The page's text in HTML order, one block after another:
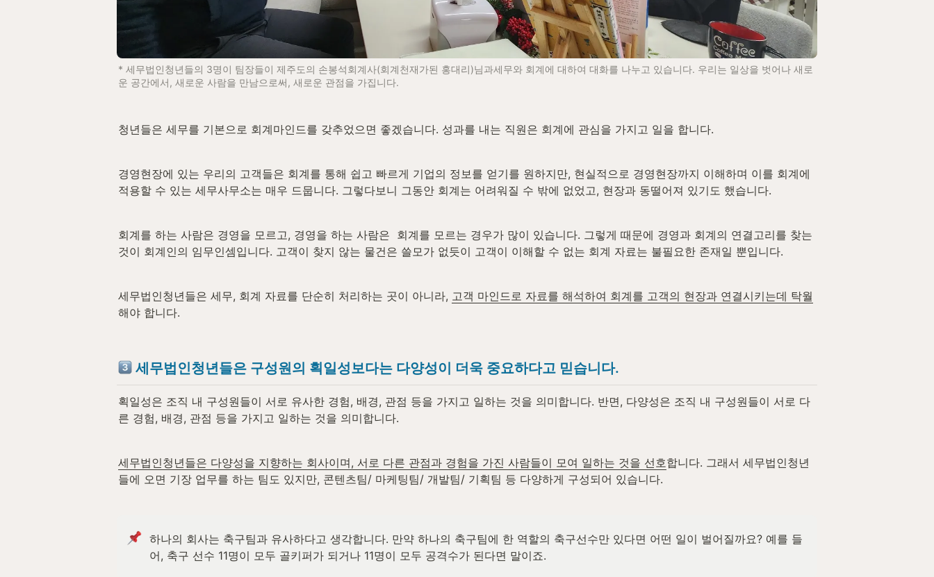
* 세무법인청년들의 3명이 팀장들이 제주도의 손봉석회계사(회계천재가된 홍대리)님과세무와 회계에 대하여 대화를 나누고 있습니다. 우리는 일상을 벗어나 새로
운 공간에서, 새로운 사람을 만남으로써, 새로운 관점을 가집니다.
청년들은 세무를 기본으로 회계마인드를 갖추었으면 좋겠습니다. 성과를 내는 직원은 회계에 관심을 가지고 일을 합니다.
경영현장에 있는 우리의 고객들은 회계를 통해 쉽고 빠르게 기업의 정보를 얻기를 원하지만, 현실적으로 경영현장까지 이해하며 이를 회계에
적용할 수 있는 세무사무소는 매우 드뭅니다. 그렇다보니 그동안 회계는 어려워질 수 밖에 없었고, 현장과 동떨어져 있기도 했습니다.
회계를 하는 사람은 경영을 모르고, 경영을 하는 사람은  회계를 모르는 경우가 많이 있습니다. 그렇게 때문에 경영과 회계의 연결고리를 찾는
것이 회계인의 임무인셈입니다. 고객이 찾지 않는 물건은 쓸모가 없듯이 고객이 이해할 수 없는 회계 자료는 불필요한 존재일 뿐입니다.
세무법인청년들은 세무, 회계 자료를 단순히 처리하는 곳이 아니라, 고객 마인드로 자료를 해석하여 회계를 고객의 현장과 연결시키는데 탁월
해야 합니다.
세무법인청년들은 구성원의 획일성보다는 다양성이 더욱 중요하다고 믿습니다.
획일성은 조직 내 구성원들이 서로 유사한 경험, 배경, 관점 등을 가지고 일하는 것을 의미합니다. 반면, 다양성은 조직 내 구성원들이 서로 다
른 경험, 배경, 관점 등을 가지고 일하는 것을 의미합니다.
세무법인청년들은 다양성을 지향하는 회사이며, 서로 다른 관점과 경험을 가진 사람들이 모여 일하는 것을 선호합니다. 그래서 세무법인청년
들에 오면 기장 업무를 하는 팀도 있지만, 콘텐츠팀/ 마케팅팀/ 개발팀/ 기획팀 등 다양하게 구성되어 있습니다.
하나의 회사는 축구팀과 유사하다고 생각합니다. 만약 하나의 축구팀에 한 역할의 축구선수만 있다면 어떤 일이 벌어질까요? 예를 들
어, 축구 선수 11명이 모두 골키퍼가 되거나 11명이 모두 공격수가 된다면 말이죠.